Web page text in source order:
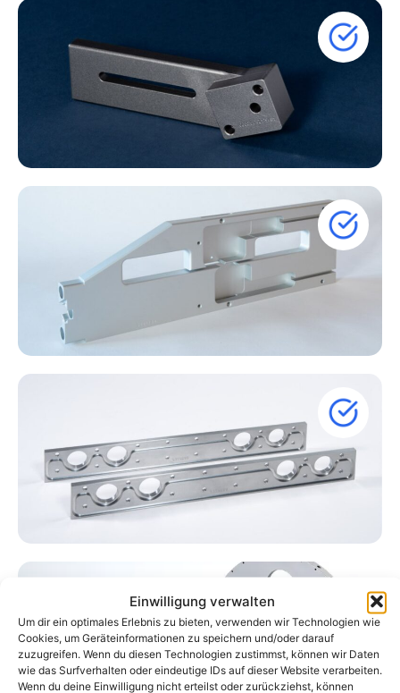
Einwilligung verwalten
Um dir ein optimales Erlebnis zu bieten, verwenden wir Technologien wie
Cookies, um Geräteinformationen zu speichern und/oder darauf
zuzugreifen. Wenn du diesen Technologien zustimmst, können wir Daten
wie das Surfverhalten oder eindeutige IDs auf dieser Website verarbeiten.
Wenn du deine Einwilligung nicht erteilst oder zurückziehst, können